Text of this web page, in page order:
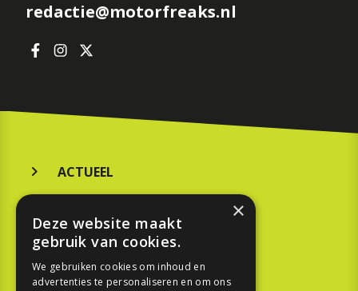
redactie@motorfreaks.nl
ACTUEEL
KOOPGIDS
TESTEN
×
Deze website maakt
gebruik van cookies.
We gebruiken cookies om inhoud en
advertenties te personaliseren en om ons